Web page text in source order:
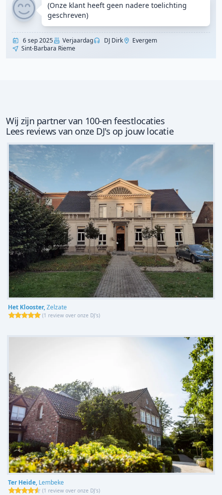
(Onze klant heeft geen nadere toelichting
geschreven)
6 sep 2025 Verjaardag DJ Dirk
Evergem
Sint-Barbara Rieme
Wij zijn partner van 100-en feestlocaties
Lees reviews van onze DJ's op jouw locatie
Het Klooster,Zelzate
(1 review over onze DJ's)
Ter Heide, Lembeke
(1 review over onze DJ's)